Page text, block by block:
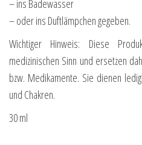
– ins Badewasser
– oder ins Duftlämpchen gegeben.
Wichtiger Hinweis: Diese
medizinischen Sinn und ersetzen
bzw. Medikamente. Sie dienen
und Chakren.
30 ml